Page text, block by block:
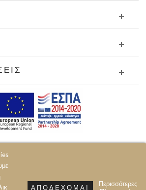
ΑΠΟΔΈΧΟΜΑΙ
Περισσότερες